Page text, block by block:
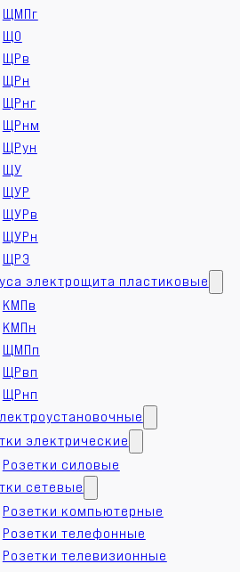
ЩМПг
ЩО
ЩРв
ЩРн
ЩРнг
ЩРнм
ЩРун
ЩУ
ЩУР
ЩУРв
ЩУРн
ЩРЭ
электрощита пластиковые
КМПв
КМПн
ЩМПп
ЩРвп
ЩРнп
электрические
Розетки силовые
сетевые
Розетки компьютерные
Розетки телефонные
Розетки телевизионные